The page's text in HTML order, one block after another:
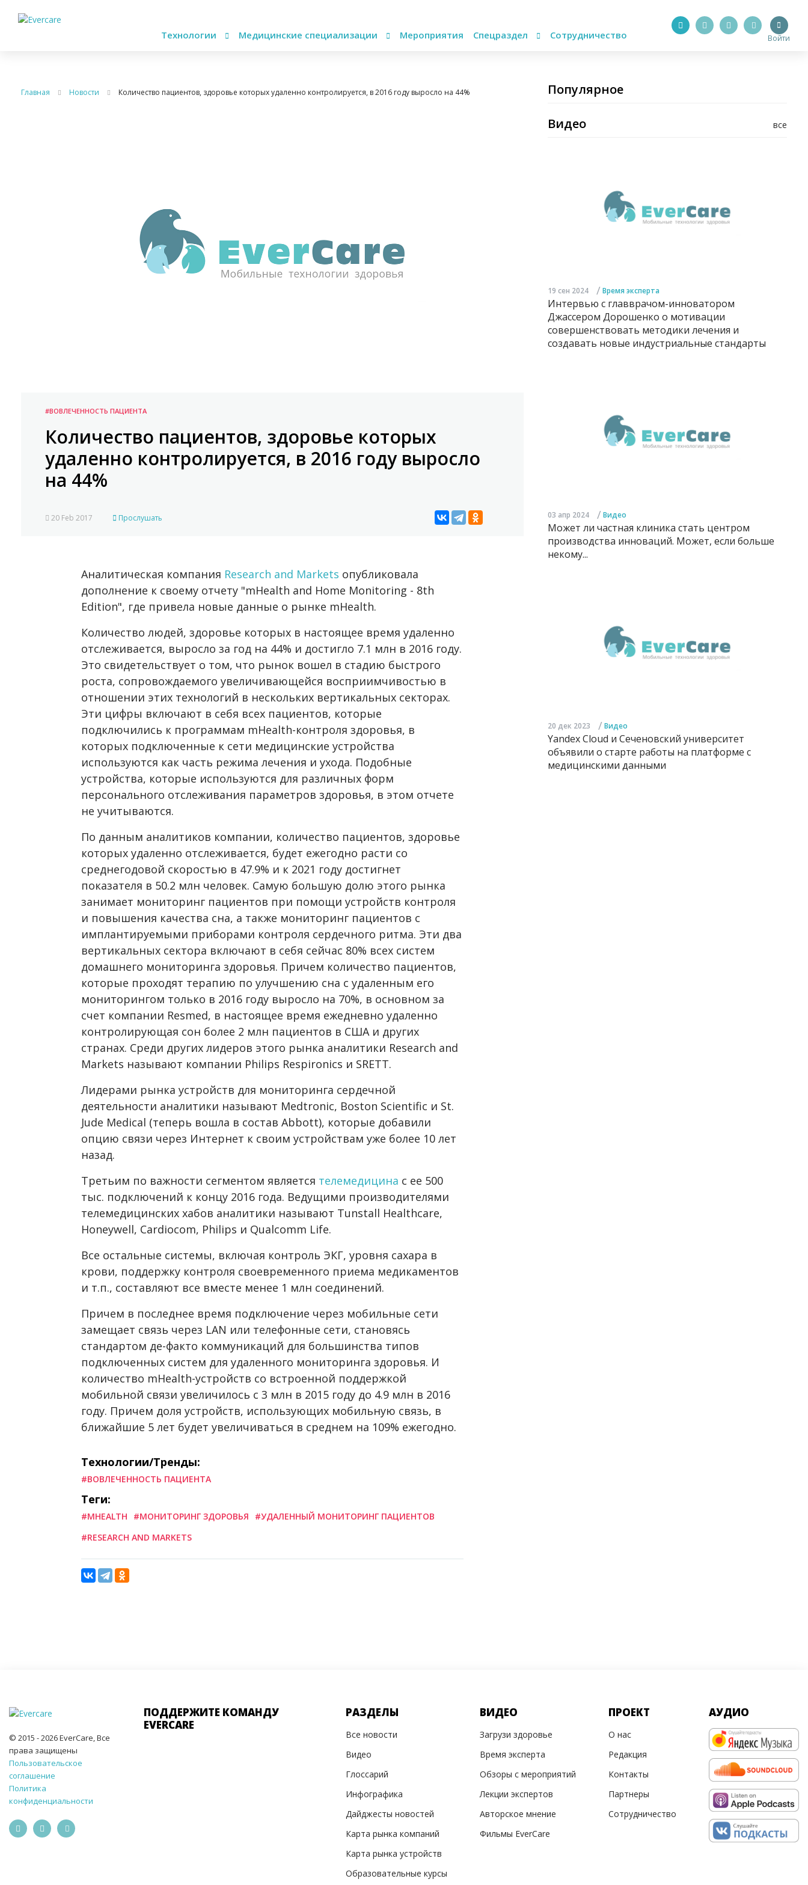
Технологии Медицинские специализации Мероприятия Спецраздел Сотрудничество Войти
Главная Новости Количество пациентов, здоровье которых удаленно контролируется, в 2016 году выросло на 44%
#ВОВЛЕЧЕННОСТЬ ПАЦИЕНТА
Количество пациентов, здоровье которых
удаленно контролируется, в 2016 году выросло
на 44%
20 Feb 2017 Прослушать
Аналитическая компания Research and Markets опубликовала
дополнение к своему отчету "mHealth and Home Monitoring - 8th
Edition", где привела новые данные о рынке mHealth.
Количество людей, здоровье которых в настоящее время удаленно
отслеживается, выросло за год на 44% и достигло 7.1 млн в 2016 году.
Это свидетельствует о том, что рынок вошел в стадию быстрого
роста, сопровождаемого увеличивающейся восприимчивостью в
отношении этих технологий в нескольких вертикальных секторах.
Эти цифры включают в себя всех пациентов, которые
подключились к программам mHealth-контроля здоровья, в
которых подключенные к сети медицинские устройства
используются как часть режима лечения и ухода. Подобные
устройства, которые используются для различных форм
персонального отслеживания параметров здоровья, в этом отчете
не учитываются.
По данным аналитиков компании, количество пациентов, здоровье
которых удаленно отслеживается, будет ежегодно расти со
среднегодовой скоростью в 47.9% и к 2021 году достигнет
показателя в 50.2 млн человек. Самую большую долю этого рынка
занимает мониторинг пациентов при помощи устройств контроля
и повышения качества сна, а также мониторинг пациентов с
имплантируемыми приборами контроля сердечного ритма. Эти два
вертикальных сектора включают в себя сейчас 80% всех систем
домашнего мониторинга здоровья. Причем количество пациентов,
которые проходят терапию по улучшению сна с удаленным его
мониторингом только в 2016 году выросло на 70%, в основном за
счет компании Resmed, в настоящее время ежедневно удаленно
контролирующая сон более 2 млн пациентов в США и других
странах. Среди других лидеров этого рынка аналитики Research and
Markets называют компании Philips Respironics и SRETT.
Лидерами рынка устройств для мониторинга сердечной
деятельности аналитики называют Medtronic, Boston Scientific и St.
Jude Medical (теперь вошла в состав Abbott), которые добавили
опцию связи через Интернет к своим устройствам уже более 10 лет
назад.
Третьим по важности сегментом является телемедицина с ее 500
тыс. подключений к концу 2016 года. Ведущими производителями
телемедицинских хабов аналитики называют Tunstall Healthcare,
Honeywell, Cardiocom, Philips и Qualcomm Life.
Все остальные системы, включая контроль ЭКГ, уровня сахара в
крови, поддержку контроля своевременного приема медикаментов
и т.п., составляют все вместе менее 1 млн соединений.
Причем в последнее время подключение через мобильные сети
замещает связь через LAN или телефонные сети, становясь
стандартом де-факто коммуникаций для большинства типов
подключенных систем для удаленного мониторинга здоровья. И
количество mHealth-устройств со встроенной поддержкой
мобильной связи увеличилось с 3 млн в 2015 году до 4.9 млн в 2016
году. Причем доля устройств, использующих мобильную связь, в
ближайшие 5 лет будет увеличиваться в среднем на 109% ежегодно.
Технологии/Тренды:
#ВОВЛЕЧЕННОСТЬ ПАЦИЕНТА
Теги:
#MHEALTH #МОНИТОРИНГ ЗДОРОВЬЯ
#УДАЛЕННЫЙ МОНИТОРИНГ ПАЦИЕНТОВ
#RESEARCH AND MARKETS
Популярное
все
Видео
19 сен 2024 / Время эксперта
Интервью с главврачом-инноватором
Джассером Дорошенко о мотивации
совершенствовать методики лечения и
создавать новые индустриальные стандарты
03 апр 2024 / Видео
Может ли частная клиника стать центром
производства инноваций. Может, если больше
некому...
20 дек 2023 / Видео
Yandex Cloud и Сеченовский университет
объявили о старте работы на платформе с
медицинскими данными
© 2015 - 2026 EverCare, Все
права защищены
Пользовательское
соглашение
Политика
конфиденциальности
ПОДДЕРЖИТЕ КОМАНДУ
EVERCARE
РАЗДЕЛЫ
Все новости
Видео
Глоссарий
Инфографика
Дайджесты новостей
Карта рынка компаний
Карта рынка устройств
Образовательные курсы
ВИДЕО
Загрузи здоровье
Время эксперта
Обзоры с мероприятий
Лекции экспертов
Авторское мнение
Фильмы EverCare
ПРОЕКТ
О нас
Редакция
Контакты
Партнеры
Сотрудничество
АУДИО